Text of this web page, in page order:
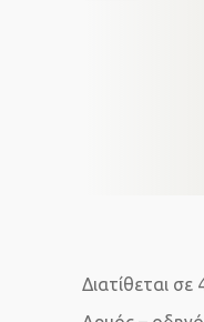
Διατίθεται